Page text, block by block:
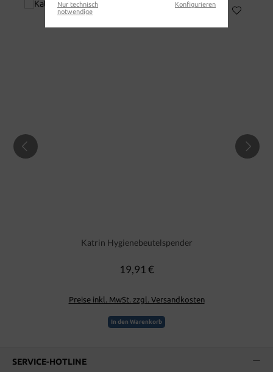
Katrin Hygienebeutelspender
Regulärer Preis:
19,91 €
Preise inkl. MwSt. zzgl. Versandkosten
In den Warenkorb
SERVICE-HOTLINE
Nur technisch
notwendige
Konfigurieren